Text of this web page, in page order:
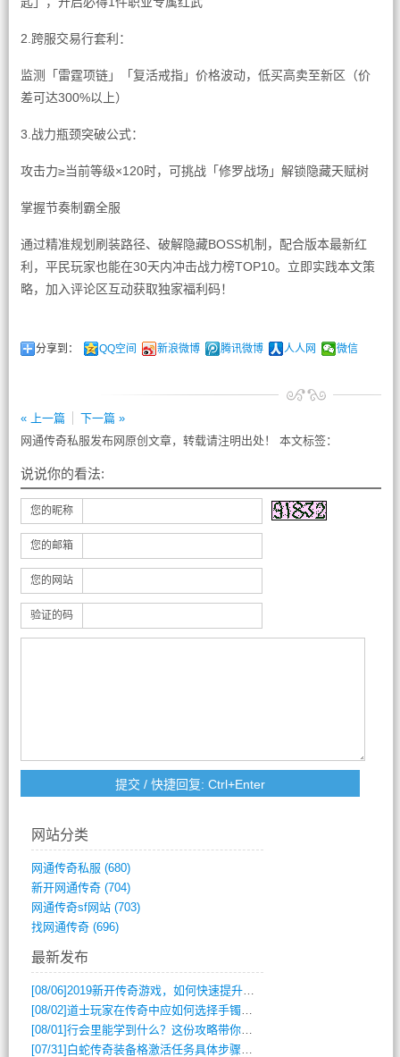
2.跨服交易行套利：
监测「雷霆项链」「复活戒指」价格波动，低买高卖至新区（价
差可达300%以上）
3.战力瓶颈突破公式：
攻击力≥当前等级×120时，可挑战「修罗战场」解锁隐藏天赋树
掌握节奏制霸全服
通过精准规划刷装路径、破解隐藏BOSS机制，配合版本最新红
利，平民玩家也能在30天内冲击战力榜TOP10。立即实践本文策
略，加入评论区互动获取独家福利码！
分享到： QQ空间 新浪微博 腾讯微博 人人网 微信
« 上一篇
下一篇 »
网通传奇私服发布网原创文章，转载请注明出处！ 本文标签：
说说你的看法:
您的昵称
您的邮箱
您的网站
验证的码
网站分类
网通传奇私服 (680)
新开网通传奇(704)
网通传奇sf网站(703)
找网通传奇(696)
最新发布
[08/06]2019新开传奇游戏，如何快速提升角色等级？
[08/02]道士玩家在传奇中应如何选择手镯装备？
[08/01]行会里能学到什么？这份攻略带你全掌握
[07/31] 白蛇传奇装备格激活任务具体步骤是什么？如何完成？